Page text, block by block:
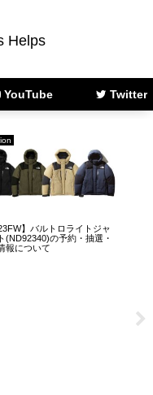
Helps
YouTube Twitter
】バルトロライトジャ
(ND92340)の予約・抽選・
報について